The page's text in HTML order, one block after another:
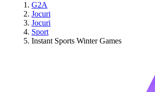
G2A
Jocuri
Jocuri
Sport
Instant Sports Winter Games